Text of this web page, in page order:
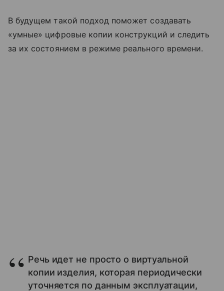
В будущем такой подход поможет создавать
«умные» цифровые копии конструкций и следить
за их состоянием в режиме реального времени.
Речь идет не просто о виртуальной
копии изделия, которая периодически
уточняется по данным эксплуатации,